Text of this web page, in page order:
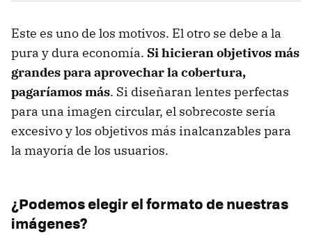
Este es uno de los motivos. El otro se debe a la
pura y dura economía. Si hicieran objetivos más
grandes para aprovechar la cobertura,
pagaríamos más. Si diseñaran lentes perfectas
para una imagen circular, el sobrecoste sería
excesivo y los objetivos más inalcanzables para
la mayoría de los usuarios.
¿Podemos elegir el formato de nuestras
imágenes?